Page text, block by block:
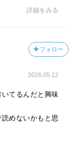
詳細をみる
フォロー
2026.05.12
てるんだと興味
めないかもと思